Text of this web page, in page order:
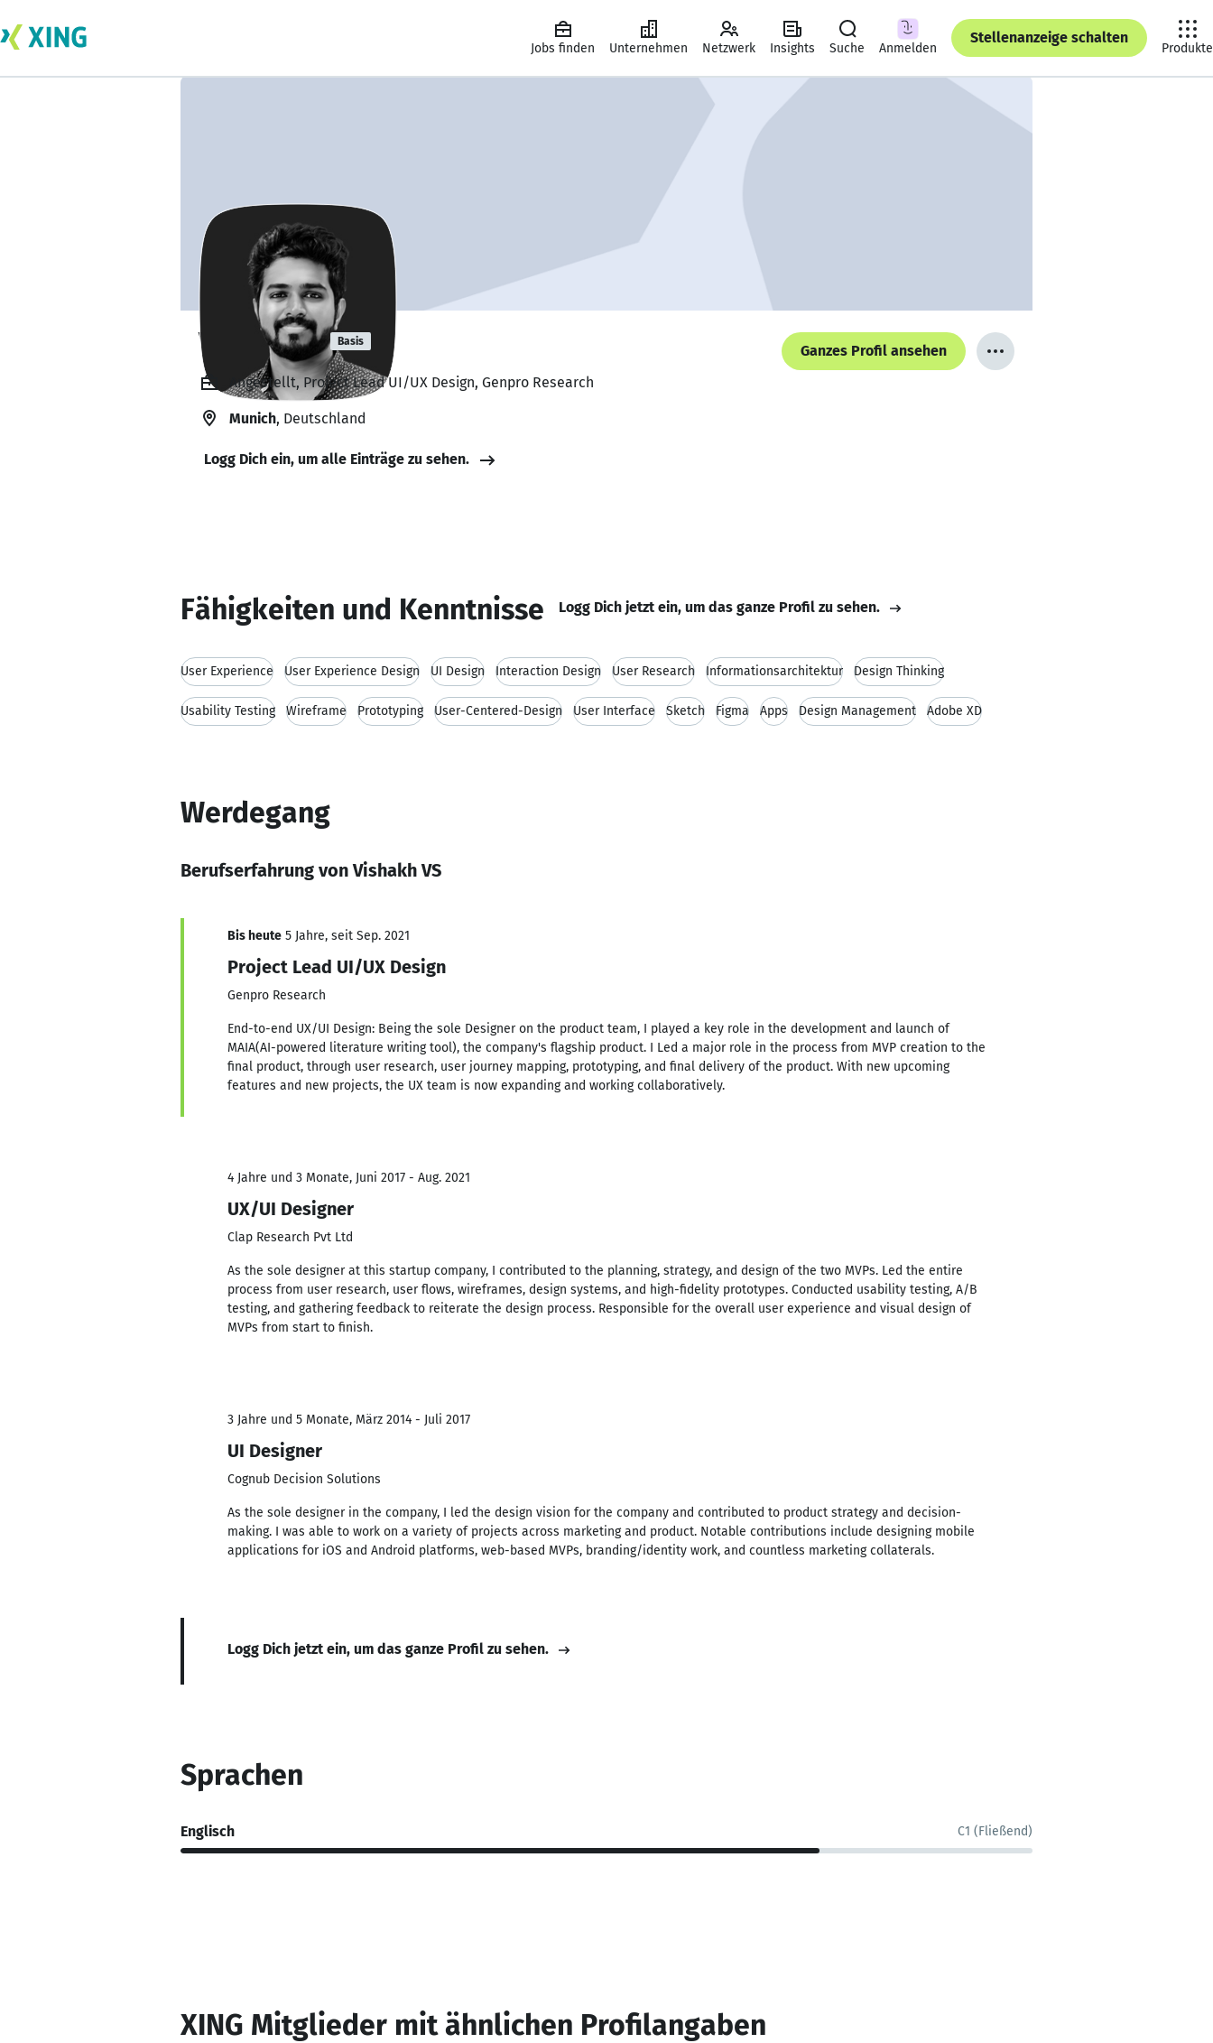
Jobs finden Unternehmen Netzwerk Insights Suche Anmelden
Stellenanzeige schalten
Produkte
Vishakh VS Basis
Ganzes Profil ansehen
Angestellt, Project Lead UI/UX Design, Genpro Research
Munich, Deutschland
Logg Dich ein, um alle Einträge zu sehen.
Fähigkeiten und Kenntnisse Logg Dich jetzt ein, um das ganze Profil zu sehen.
User Experience User Experience Design UI Design Interaction Design User Research Informationsarchitektur Design Thinking
Usability Testing Wireframe Prototyping User-Centered-Design User Interface Sketch Figma Apps Design Management Adobe XD
Werdegang
Berufserfahrung von Vishakh VS
Bis heute 5 Jahre, seit Sep. 2021
Project Lead UI/UX Design
Genpro Research
End-to-end UX/UI Design: Being the sole Designer on the product team, I played a key role in the development and launch of
MAIA(AI-powered literature writing tool), the company's flagship product. I Led a major role in the process from MVP creation to the
final product, through user research, user journey mapping, prototyping, and final delivery of the product. With new upcoming
features and new projects, the UX team is now expanding and working collaboratively.
4 Jahre und 3 Monate, Juni 2017 - Aug. 2021
UX/UI Designer
Clap Research Pvt Ltd
As the sole designer at this startup company, I contributed to the planning, strategy, and design of the two MVPs. Led the entire
process from user research, user flows, wireframes, design systems, and high-fidelity prototypes. Conducted usability testing, A/B
testing, and gathering feedback to reiterate the design process. Responsible for the overall user experience and visual design of
MVPs from start to finish.
3 Jahre und 5 Monate, März 2014 - Juli 2017
UI Designer
Cognub Decision Solutions
As the sole designer in the company, I led the design vision for the company and contributed to product strategy and decision-
making. I was able to work on a variety of projects across marketing and product. Notable contributions include designing mobile
applications for iOS and Android platforms, web-based MVPs, branding/identity work, and countless marketing collaterals.
Logg Dich jetzt ein, um das ganze Profil zu sehen.
Sprachen
Englisch C1 (Fließend)
XING Mitglieder mit ähnlichen Profilangaben